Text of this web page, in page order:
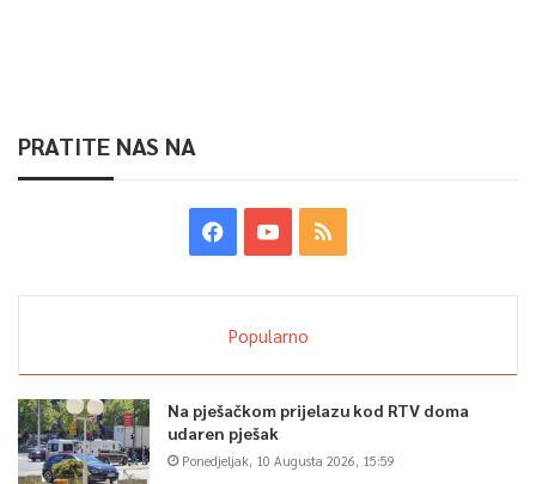
PRATITE NAS NA
Popularno
Na pješačkom prijelazu kod RTV doma
udaren pješak
Ponedjeljak, 10 Augusta 2026, 15:59